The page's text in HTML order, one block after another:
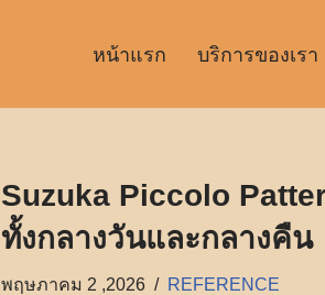
หน้าแรก บริการของเรา
Suzuka Piccolo
ทั้งกลางวันและกลางคืน
พฤษภาคม 2 ,2026 REFERENCE